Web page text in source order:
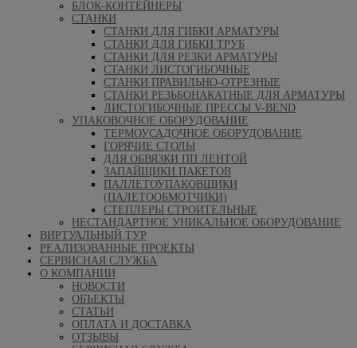
БЛОК-КОНТЕЙНЕРЫ
СТАНКИ
СТАНКИ ДЛЯ ГИБКИ АРМАТУРЫ
СТАНКИ ДЛЯ ГИБКИ ТРУБ
СТАНКИ ДЛЯ РЕЗКИ АРМАТУРЫ
СТАНКИ ЛИСТОГИБОЧНЫЕ
СТАНКИ ПРАВИЛЬНО-ОТРЕЗНЫЕ
СТАНКИ РЕЗЬБОНАКАТНЫЕ ДЛЯ АРМАТУРЫ
ЛИСТОГИБОЧНЫЕ ПРЕССЫ V-BEND
УПАКОВОЧНОЕ ОБОРУДОВАНИЕ
ТЕРМОУСАДОЧНОЕ ОБОРУДОВАНИЕ
ГОРЯЧИЕ СТОЛЫ
ДЛЯ ОБВЯЗКИ ПП ЛЕНТОЙ
ЗАПАЙЩИКИ ПАКЕТОВ
ПАЛЛЕТОУПАКОВЩИКИ
(ПАЛЕТООБМОТЧИКИ)
СТЕПЛЕРЫ СТРОИТЕЛЬНЫЕ
НЕСТАНДАРТНОЕ УНИКАЛЬНОЕ ОБОРУДОВАНИЕ
ВИРТУАЛЬНЫЙ ТУР
РЕАЛИЗОВАННЫЕ ПРОЕКТЫ
СЕРВИСНАЯ СЛУЖБА
О КОМПАНИИ
НОВОСТИ
ОБЪЕКТЫ
СТАТЬИ
ОПЛАТА И ДОСТАВКА
ОТЗЫВЫ